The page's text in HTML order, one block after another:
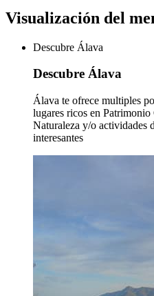
Visualización del
Descubre Álava
Descubre Álava
Álava te ofrece multiples
lugares ricos en
Naturaleza y/o actividades
interesantes